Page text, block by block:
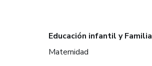
Educación infantil y Familia
Maternidad